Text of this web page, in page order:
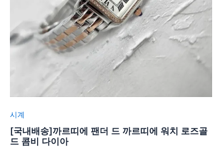
시계
[국내배송]까르띠에 팬더 드 까르띠에 워치 로즈골
드 콤비 다이아